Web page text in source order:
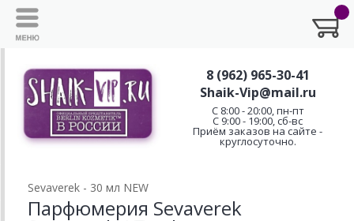
8 (962) 965-30-41
Shaik-Vip@mail.ru
C 8:00 - 20:00, пн-пт
С 9:00 - 19:00, сб-вс
Приём заказов на сайте -
круглосуточно.
Sevaverek - 30 мл NEW
Парфюмерия Sevaverek